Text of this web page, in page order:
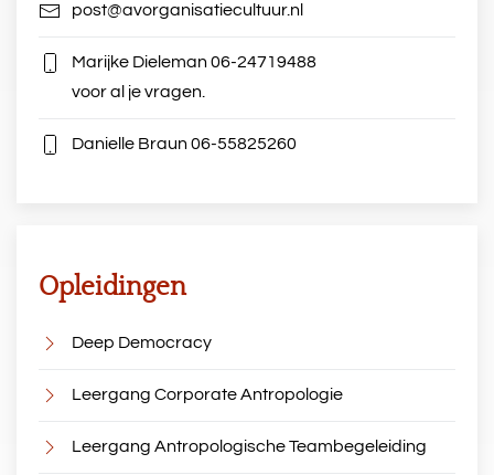
post@avorganisatiecultuur.nl
Marijke Dieleman06-24719488
voor al je vragen.
Danielle Braun06-55825260
Opleidingen
Deep Democracy
Leergang Corporate Antropologie
Leergang Antropologische Teambegeleiding